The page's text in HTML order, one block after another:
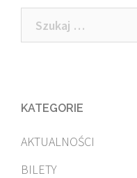
Szukaj:
KATEGORIE
AKTUALNOŚCI
BILETY